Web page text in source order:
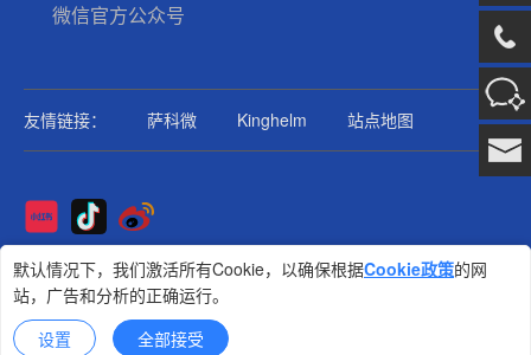
微信官方公众号
友情链接： 萨科微 Kinghelm 站点地图
Copyright@2025版权所有
金航标
技术支持: 集群科技
设置 全部接受
默认情况下，我们激活所有Cookie，以确保根据Cookie政策的网
站，广告和分析的正确运行。